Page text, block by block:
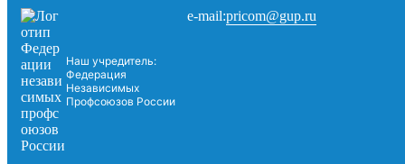
Наш учредитель:
Федерация
Независимых
Профсоюзов России
e-mail:pricom@gup.ru